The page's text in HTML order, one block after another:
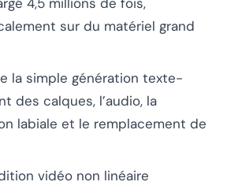
sur du matériel grand
la simple génération texte-
des calques, l’audio, la
labiale et le remplacement de
vidéo non linéaire